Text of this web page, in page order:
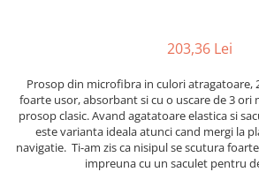
203,36 Lei
Prosop din microfibra in culori atragatoare,
foarte usor, absorbant si cu o uscare de 3 ori
prosop clasic. Avand agatatoare elastica si
este varianta ideala atunci cand mergi la
navigatie. Ti-am zis ca nisipul se scutura
impreuna cu un saculet pentru